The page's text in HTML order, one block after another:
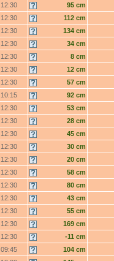
12:30 95 cm
12:30 112 cm
12:30 134 cm
12:30 34 cm
12:30 8 cm
12:30 12 cm
12:30 57 cm
10:15 92 cm
12:30 53 cm
12:30 28 cm
12:30 45 cm
12:30 30 cm
12:30 20 cm
12:30 58 cm
12:30 80 cm
12:30 43 cm
12:30 55 cm
12:30 169 cm
12:30 -11 cm
09:45 104 cm